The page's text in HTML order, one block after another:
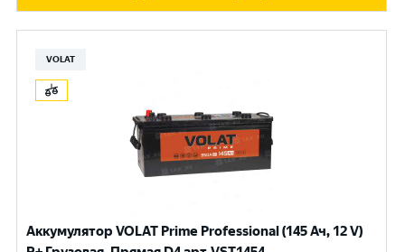
VOLAT
Аккумулятор VOLAT Prime Professional (145 Ач, 12 V)